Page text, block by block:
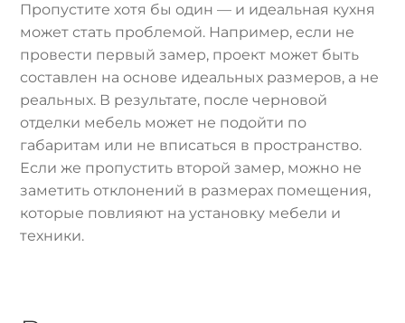
Пропустите хотя бы один — и идеальная кухня
может стать проблемой. Например, если не
провести первый замер, проект может быть
составлен на основе идеальных размеров, а не
реальных. В результате, после черновой
отделки мебель может не подойти по
габаритам или не вписаться в пространство.
Если же пропустить второй замер, можно не
заметить отклонений в размерах помещения,
которые повлияют на установку мебели и
техники.